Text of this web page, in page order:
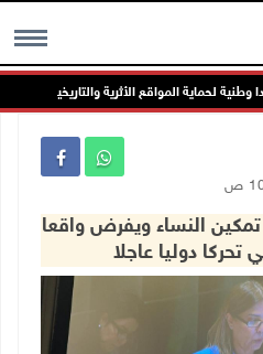
MENU
لحماية المواقع الأثرية والتاريخية المهددة
تمكين النساء ويفرض واقعا
تحركا دوليا عاجلا